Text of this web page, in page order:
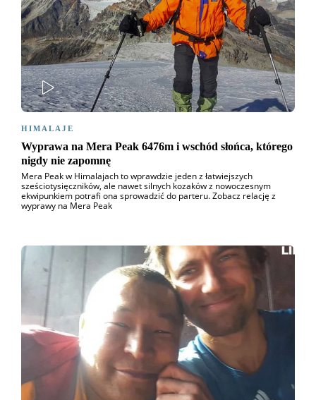
PLAY
HIMALAJE
Wyprawa na Mera Peak 6476m i wschód słońca, którego
nigdy nie zapomnę
Mera Peak w Himalajach to wprawdzie jeden z łatwiejszych
sześciotysięczników, ale nawet silnych kozaków z nowoczesnym
ekwipunkiem potrafi ona sprowadzić do parteru. Zobacz relację z
wyprawy na Mera Peak